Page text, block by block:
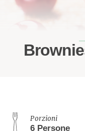
Porzioni
6 Persone